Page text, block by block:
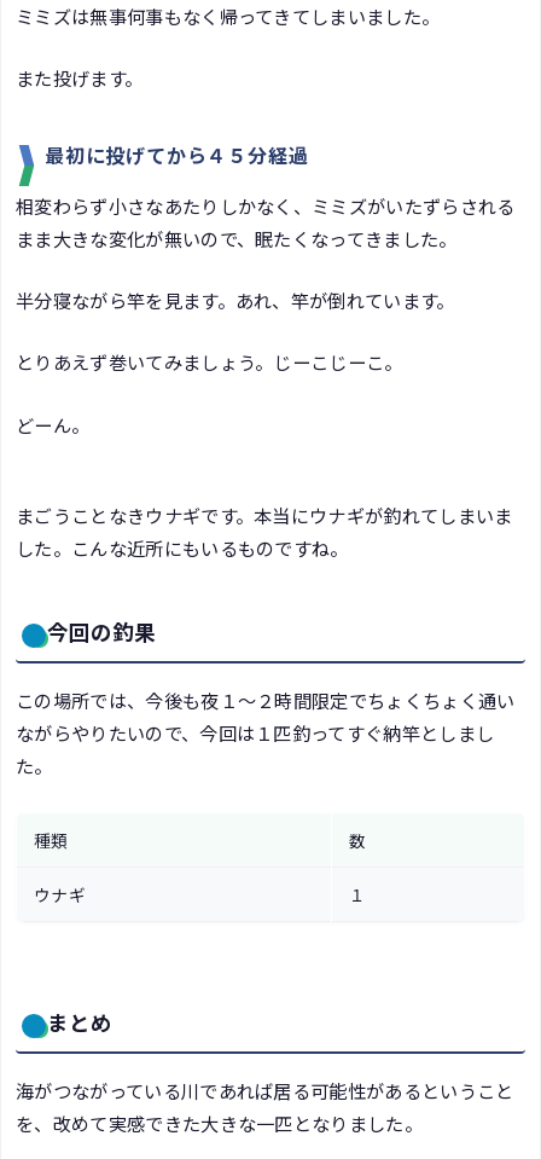
ミミズは無事何事もなく帰ってきてしまいました。
また投げます。
最初に投げてから４５分経過
相変わらず小さなあたりしかなく、ミミズがいたずらされる
まま大きな変化が無いので、眠たくなってきました。
半分寝ながら竿を見ます。あれ、竿が倒れています。
とりあえず巻いてみましょう。じーこじーこ。
どーん。
まごうことなきウナギです。本当にウナギが釣れてしまいま
した。こんな近所にもいるものですね。
今回の釣果
この場所では、今後も夜１～２時間限定でちょくちょく通い
ながらやりたいので、今回は１匹釣ってすぐ納竿としまし
た。
種類 数
ウナギ １
まとめ
海がつながっている川であれば居る可能性があるということ
を、改めて実感できた大きな一匹となりました。